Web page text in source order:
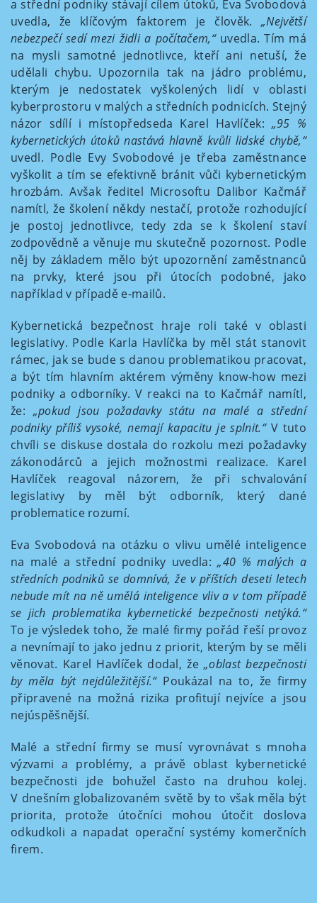
a střední podniky stávají cílem útoků, Eva Svobodová
uvedla, že klíčovým faktorem je člověk.„Největší
nebezpečí sedí mezi židli a počítačem,“uvedla. Tím má
na mysli samotné jednotlivce, kteří ani netuší, že
udělali chybu. Upozornila tak na jádro problému,
kterým je nedostatek vyškolených lidí v oblasti
kyberprostoru v malých a středních podnicích. Stejný
názor sdílí i místopředseda Karel Havlíček: „95 %
kybernetických útoků nastává hlavně kvůli lidské chybě,“
uvedl. Podle Evy Svobodové je třeba zaměstnance
vyškolit a tím se efektivně bránit vůči kybernetickým
hrozbám. Avšak ředitel Microsoftu Dalibor Kačmář
namítl, že školení někdy nestačí, protože rozhodující
je postoj jednotlivce, tedy zda se k školení staví
zodpovědně a věnuje mu skutečně pozornost. Podle
něj by základem mělo být upozornění zaměstnanců
na prvky, které jsou při útocích podobné, jako
například v případě e-mailů.
Kybernetická bezpečnost hraje roli také v oblasti
legislativy. Podle Karla Havlíčka by měl stát stanovit
rámec, jak se bude s danou problematikou pracovat,
a být tím hlavním aktérem výměny know-how mezi
podniky a odborníky. V reakci na to Kačmář namítl,
že: „pokud jsou požadavky státu na malé a střední
podniky příliš vysoké, nemají kapacitu je splnit.“V tuto
chvíli se diskuse dostala do rozkolu mezi požadavky
zákonodárců a jejich možnostmi realizace. Karel
Havlíček reagoval názorem, že při schvalování
legislativy by měl být odborník, který dané
problematice rozumí.
Eva Svobodová na otázku o vlivu umělé inteligence
na malé a střední podniky uvedla:„40 % malých a
středních podniků se domnívá, že v příštích deseti letech
nebude mít na ně umělá inteligence vliv a v tom případě
se jich problematika kybernetické bezpečnosti netýká.“
To je výsledek toho, že malé firmy pořád řeší provoz
a nevnímají to jako jednu z priorit, kterým by se měli
věnovat. Karel Havlíček dodal, že„oblast bezpečnosti
by měla být nejdůležitější.“Poukázal na to, že firmy
připravené na možná rizika profitují nejvíce a jsou
nejúspěšnější.
Malé a střední firmy se musí vyrovnávat s mnoha
výzvami a problémy, a právě oblast kybernetické
bezpečnosti jde bohužel často na druhou kolej.
V dnešním globalizovaném světě by to však měla být
priorita, protože útočníci mohou útočit doslova
odkudkoli a napadat operační systémy komerčních
firem.